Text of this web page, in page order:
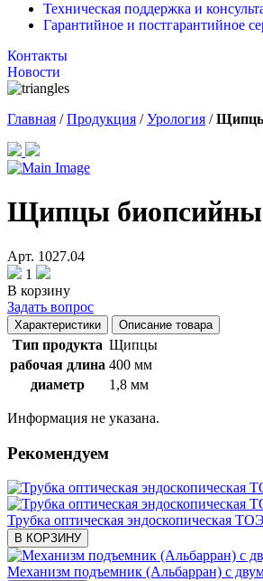
Техническая поддержка и
Гарантийное и постгарантийное
Контакты
Новости
Главная /Продукция /Урология /Щипцы
Щипцы
Арт. 1027.04
1
В корзину
Задать вопрос
Характеристики Описание товара
Тип продукта Щипцы
рабочая длина 400 мм
диаметр
1,8 мм
Информация не указана.
Рекомендуем
Трубка оптическая эндоскопическая
В КОРЗИНУ
Механизм подъемник (Альбарран) с